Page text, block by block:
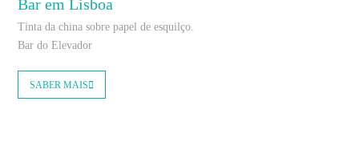
Bar em Lisboa
Tinta da china sobre papel de esquilço.
Bar do Elevador
SABER MAIS